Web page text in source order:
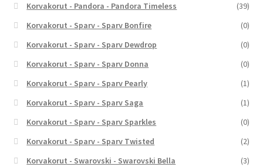
Korvakorut - Pandora - Pandora Timeless
(39)
Korvakorut - Sparv - Sparv Bonfire
(0)
Korvakorut - Sparv - Sparv Dewdrop
(0)
Korvakorut - Sparv - Sparv Donna
(0)
Korvakorut - Sparv - Sparv Pearly
(1)
Korvakorut - Sparv - Sparv Saga
(1)
Korvakorut - Sparv - Sparv Sparkles
(0)
Korvakorut - Sparv - Sparv Twisted
(2)
Korvakorut - Swarovski - Swarovski Bella
(3)